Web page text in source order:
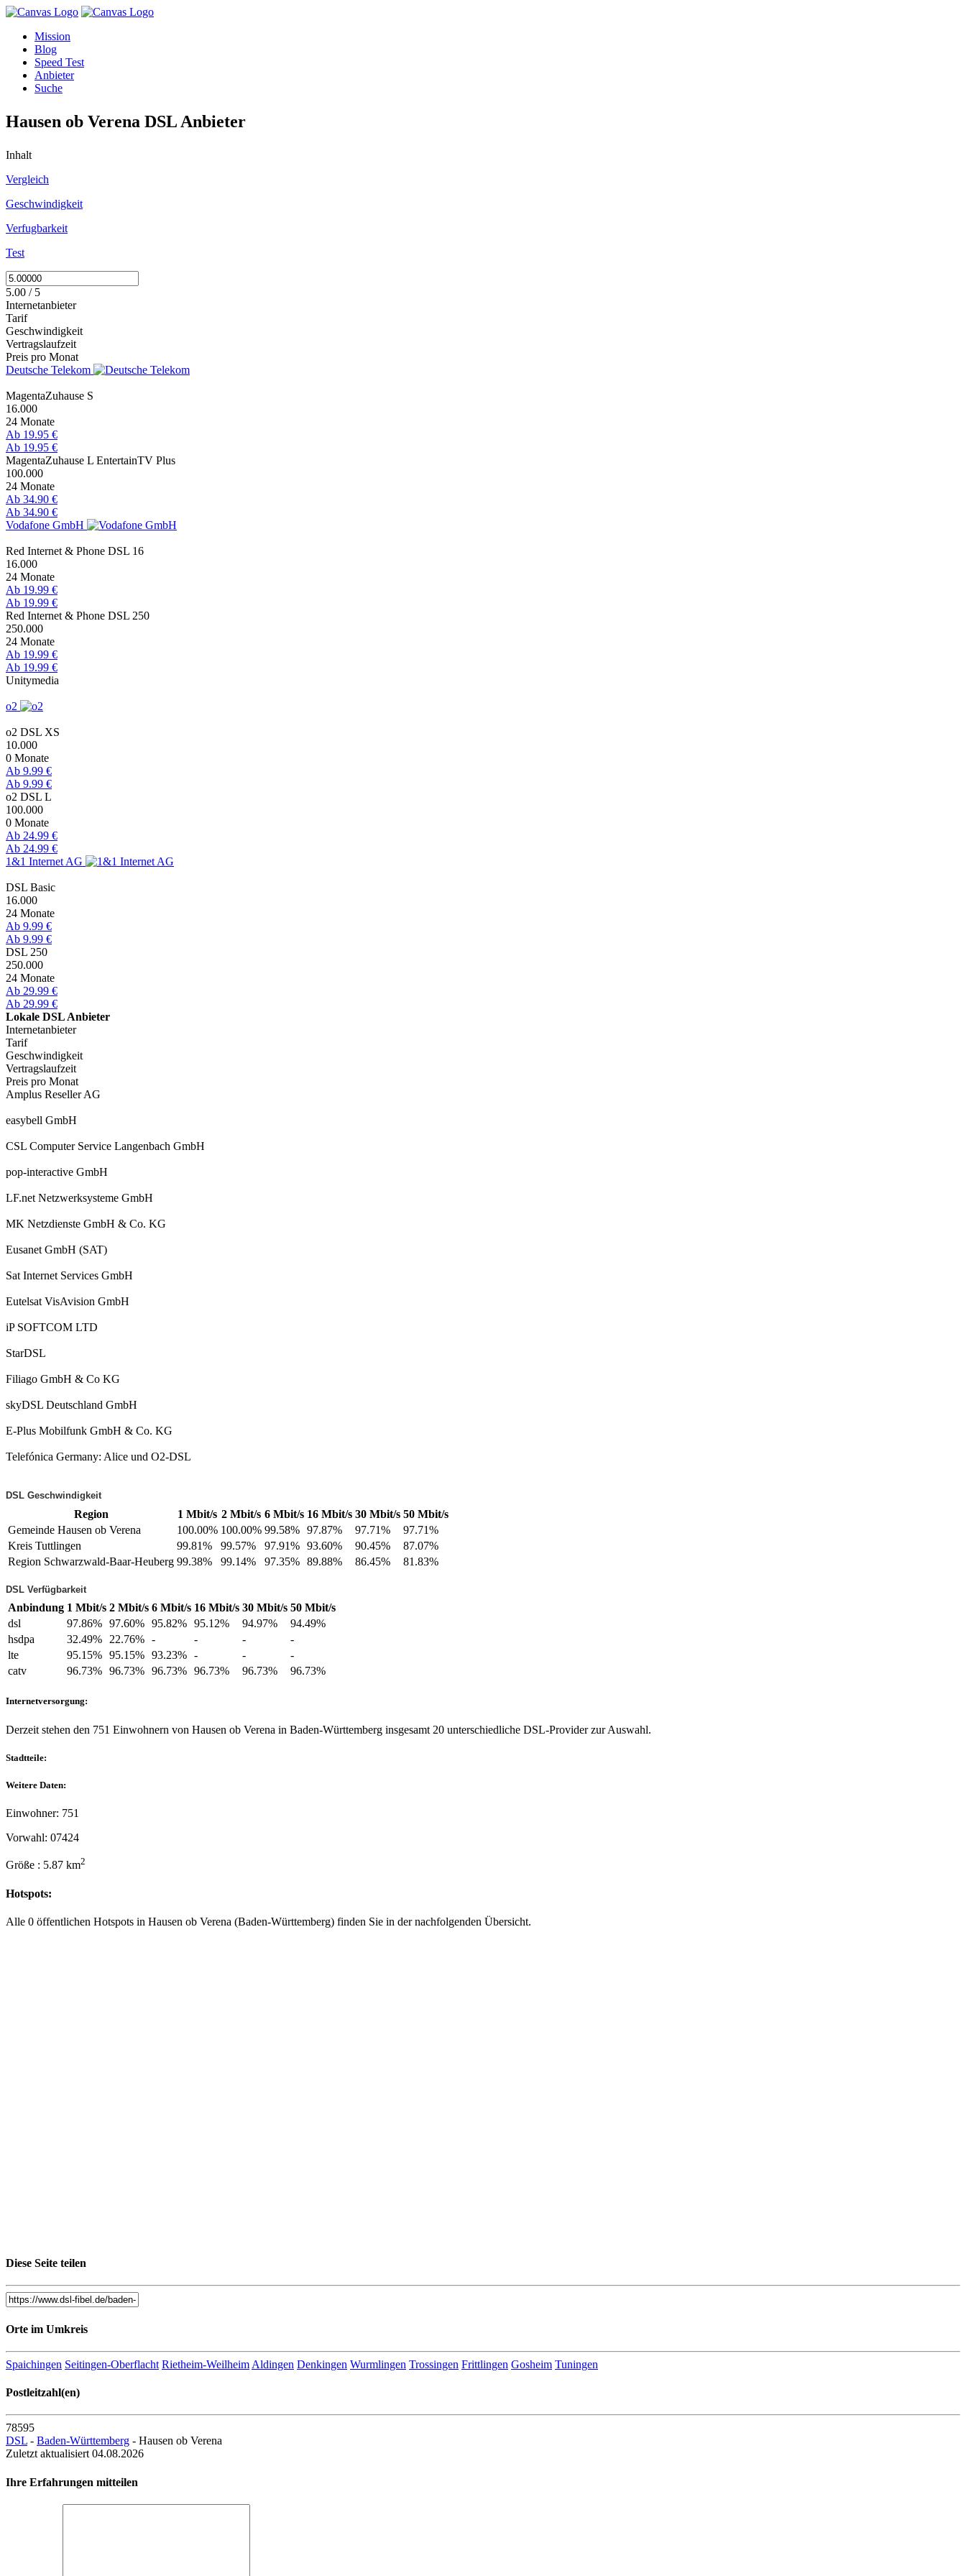
Mission
Blog
Speed Test
Anbieter
Suche
Hausen ob Verena DSL Anbieter
Inhalt
Vergleich
Geschwindigkeit
Verfugbarkeit
Test
5.00 / 5
Internetanbieter
Tarif
Geschwindigkeit
Vertragslaufzeit
Preis pro Monat
Deutsche Telekom
MagentaZuhause S
16.000
24 Monate
Ab 19.95 €
Ab 19.95 €
MagentaZuhause L EntertainTV Plus
100.000
24 Monate
Ab 34.90 €
Ab 34.90 €
Vodafone GmbH
Red Internet & Phone DSL 16
16.000
24 Monate
Ab 19.99 €
Ab 19.99 €
Red Internet & Phone DSL 250
250.000
24 Monate
Ab 19.99 €
Ab 19.99 €
Unitymedia
o2
o2 DSL XS
10.000
0 Monate
Ab 9.99 €
Ab 9.99 €
o2 DSL L
100.000
0 Monate
Ab 24.99 €
Ab 24.99 €
1&1 Internet AG
DSL Basic
16.000
24 Monate
Ab 9.99 €
Ab 9.99 €
DSL 250
250.000
24 Monate
Ab 29.99 €
Ab 29.99 €
Lokale DSL Anbieter
Internetanbieter
Tarif
Geschwindigkeit
Vertragslaufzeit
Preis pro Monat
Amplus Reseller AG
easybell GmbH
CSL Computer Service Langenbach GmbH
pop-interactive GmbH
LF.net Netzwerksysteme GmbH
MK Netzdienste GmbH & Co. KG
Eusanet GmbH (SAT)
Sat Internet Services GmbH
Eutelsat VisAvision GmbH
iP SOFTCOM LTD
StarDSL
Filiago GmbH & Co KG
skyDSL Deutschland GmbH
E-Plus Mobilfunk GmbH & Co. KG
Telefónica Germany: Alice und O2-DSL
DSL Geschwindigkeit
Region 1 Mbit/s 2 Mbit/s 6 Mbit/s 16 Mbit/s 30 Mbit/s 50 Mbit/s
Gemeinde Hausen ob Verena
100.00% 100.00% 99.58% 97.87% 97.71%
97.71%
Kreis Tuttlingen
99.81% 99.57% 97.91% 93.60% 90.45%
87.07%
Region Schwarzwald-Baar-Heuberg 99.38% 99.14% 97.35% 89.88% 86.45% 81.83%
DSL Verfügbarkeit
Anbindung 1 Mbit/s 2 Mbit/s 6 Mbit/s 16 Mbit/s 30 Mbit/s 50 Mbit/s
dsl
97.86% 97.60% 95.82% 95.12% 94.97%
94.49%
hsdpa
32.49% 22.76% - - -
-
lte
95.15% 95.15% 93.23% - -
-
catv
96.73% 96.73% 96.73% 96.73% 96.73% 96.73%
Internetversorgung:
Derzeit stehen den 751 Einwohnern von Hausen ob Verena in Baden-Württemberg insgesamt 20 unterschiedliche DSL-Provider zur Auswahl.
Stadtteile:
Weitere Daten:
Einwohner: 751
Vorwahl: 07424
Größe : 5.87 km2
Hotspots:
Alle 0 öffentlichen Hotspots in Hausen ob Verena (Baden-Württemberg) finden Sie in der nachfolgenden Übersicht.
Diese Seite teilen
Orte im Umkreis
Spaichingen Seitingen-Oberflacht Rietheim-Weilheim Aldingen Denkingen Wurmlingen Trossingen Frittlingen Gosheim Tuningen
Postleitzahl(en)
78595
DSL - Baden-Württemberg - Hausen ob Verena
Zuletzt aktualisiert 04.08.2026
Ihre Erfahrungen mitteilen